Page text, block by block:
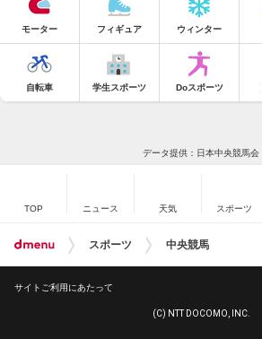
モーター フィギュア ウィンター
自転車 学生スポーツ Doスポーツ
データ提供：日本中央競馬会
TOP ニュース 天気 スポーツ
スポーツ 中央競馬
サイトご利用にあたって
(C) NTT DOCOMO, INC.